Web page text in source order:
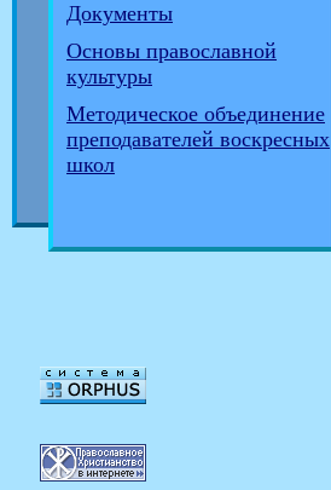
Документы
Основы православной
культуры
Методическое объединение
преподавателей воскресных
школ